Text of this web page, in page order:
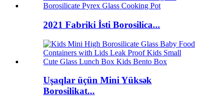
2021 Fabriki İsti Borosilica...
Uşaqlar üçün Mini Yüksək
Borosilikat...